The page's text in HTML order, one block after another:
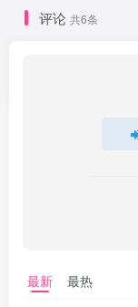
评论 共6条
最新 最热